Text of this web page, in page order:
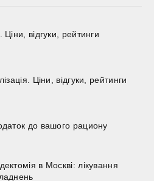
Ціни, відгуки, рейтинги
Ціни, відгуки, рейтинги
до вашого рациону
в Москві: лікування